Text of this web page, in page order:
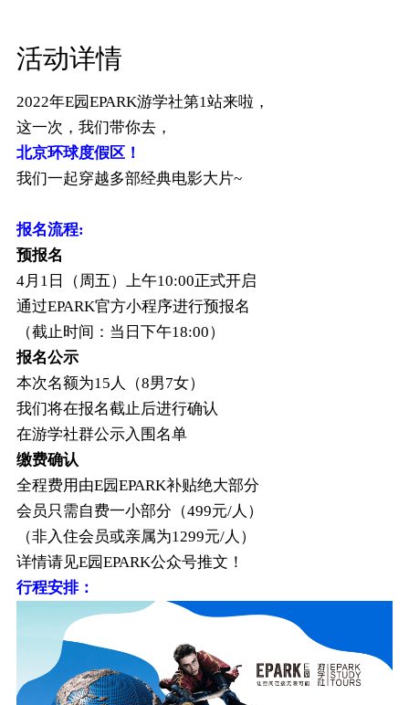
活动详情
2022年E园EPARK游学社第1站来啦，
这一次，我们带你去，
北京环球度假区！
我们一起穿越多部经典电影大片~
报名流程:
预报名
4月1日（周五）上午10:00正式开启
通过EPARK官方小程序进行预报名
（截止时间：当日下午18:00）
报名公示
本次名额为15人（8男7女）
我们将在报名截止后进行确认
在游学社群公示入围名单
缴费确认
全程费用由E园EPARK补贴绝大部分
会员只需自费一小部分（499元/人）
（非入住会员或亲属为1299元/人）
详情请见E园EPARK公众号推文！
行程安排：